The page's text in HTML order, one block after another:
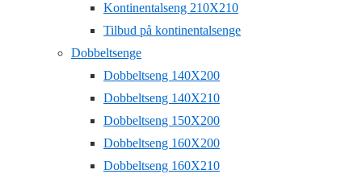
Kontinentalseng 210X210
Tilbud på kontinentalsenge
Dobbeltsenge
Dobbeltseng 140X200
Dobbeltseng 140X210
Dobbeltseng 150X200
Dobbeltseng 160X200
Dobbeltseng 160X210